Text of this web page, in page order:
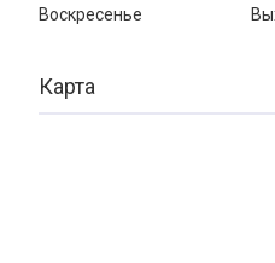
Воскресенье
Карта